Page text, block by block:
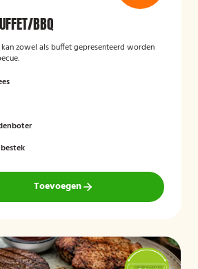
BBQ
zowel als buffet gepresenteerd worden
Toevoegen